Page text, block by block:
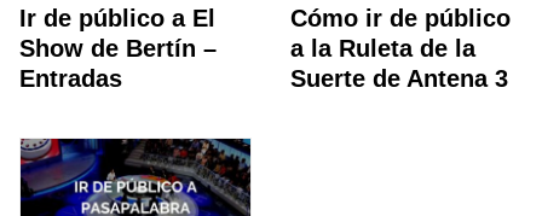
Ir de público a El
Show de Bertín –
Entradas
Cómo ir de público
a la Ruleta de la
Suerte de Antena 3